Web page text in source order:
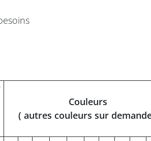
Couleurs
( autres couleurs sur